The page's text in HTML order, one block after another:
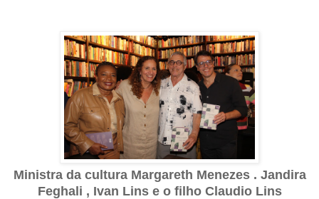
Ministra da cultura Margareth Menezes . Jandira
Feghali , Ivan Lins e o filho Claudio Lins